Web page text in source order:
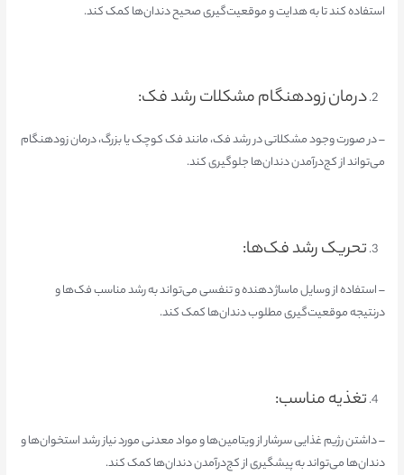
استفاده کند تا به هدایت و موقعیت‌گیری صحیح دندان‌ها کمک کند.
درمان زودهنگام مشکلات رشد فک:
– در صورت وجود مشکلاتی در رشد فک، مانند فک کوچک یا بزرگ، درمان زودهنگام
می‌تواند از کج‌درآمدن دندان‌ها جلوگیری کند.
تحریک رشد فک‌ها:
– استفاده از وسایل ماساژ دهنده و تنفسی می‌تواند به رشد مناسب فک‌ها و
درنتیجه موقعیت‌گیری مطلوب دندان‌ها کمک کند.
تغذیه مناسب:
– داشتن رژیم غذایی سرشار از ویتامین‌ها و مواد معدنی مورد نیاز رشد استخوان‌ها و
دندان‌ها می‌تواند به پیشگیری از کج‌درآمدن دندان‌ها کمک کند.